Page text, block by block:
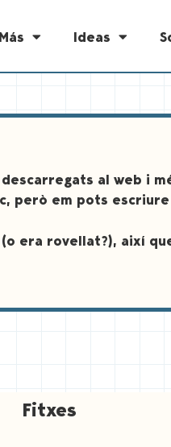
Más Ideas
al web i
però em pots
era rovellat?), així
Fitxes